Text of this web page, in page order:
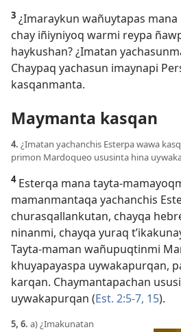
3 ¿Imaraykun wañuytapas
chay iñiyniyoq warmi reypa
haykushan? ¿Imatan
Chaypaq yachasun imaynapi
kasqanmanta.
Maymanta kasqan
4. ¿Imatan yachanchis Esterpa wawa
primon Mardoqueo ususinta hina
4Esterqa mana tayta-
mamanmantaqa yachanchis
churasqallankutan, chayqa
ninanmi, chayqa yuraq
Tayta-maman wañupuqtinmi
khuyapayaspa uywakapurqan,
karqan. Chaymantapachan
uywakapurqan (Est. 2:5-7, 15).
5, 6. a) ¿Imakunatan